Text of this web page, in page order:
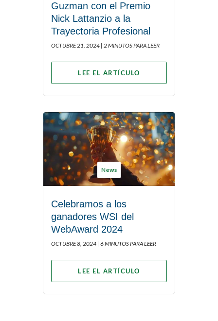
Guzman con el Premio
Nick Lattanzio a la
Trayectoria Profesional
OCTUBRE 21, 2024 | 2 MINUTOS PARA LEER
LEE EL ARTÍCULO
News
Celebramos a los
ganadores WSI del
WebAward 2024
OCTUBRE 8, 2024 | 6 MINUTOS PARA LEER
LEE EL ARTÍCULO